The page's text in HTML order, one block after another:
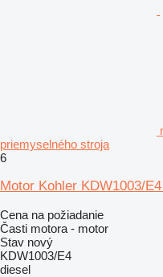
priemyselného stroja
6
Motor Kohler KDW1003/
Cena na požiadanie
Časti motora - motor
Stav nový
KDW1003/E4
diesel